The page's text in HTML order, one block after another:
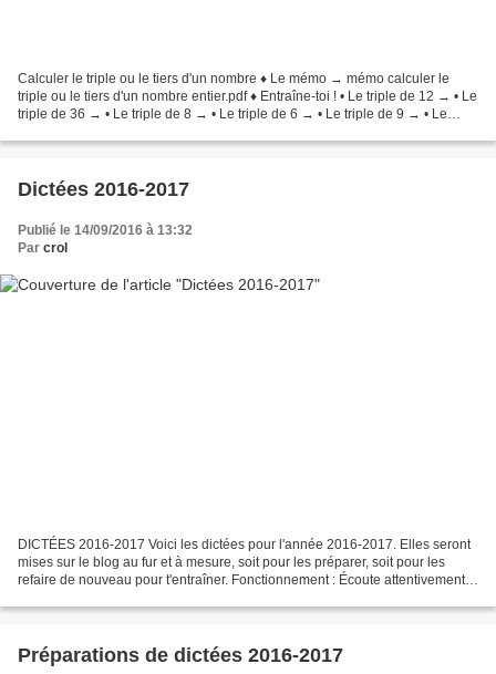
Calculer le triple ou le tiers d'un nombre ♦ Le mémo → mémo calculer le
triple ou le tiers d'un nombre entier.pdf ♦ Entraîne-toi ! • Le triple de 12 → • Le
triple de 36 → • Le triple de 8 → • Le triple de 6 → • Le triple de 9 → • Le
Dictées 2016-2017
Publié le 14/09/2016 à 13:32
Par crol
DICTÉES 2016-2017 Voici les dictées pour l'année 2016-2017. Elles seront
mises sur le blog au fur et à mesure, soit pour les préparer, soit pour les
refaire de nouveau pour t'entraîner. Fonctionnement : Écoute attentivement
Préparations de dictées 2016-2017